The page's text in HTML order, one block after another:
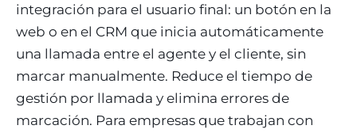
integración para el usuario final: un botón en la
web o en el CRM que inicia automáticamente
una llamada entre el agente y el cliente, sin
marcar manualmente. Reduce el tiempo de
gestión por llamada y elimina errores de
marcación. Para empresas que trabajan con